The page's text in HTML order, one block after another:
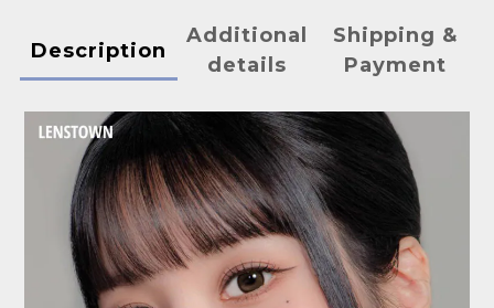
Description
Additional
details
Shipping &
Payment